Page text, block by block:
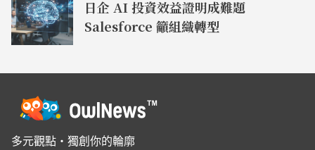
日企 AI 投資效益證明成難題
Salesforce 籲組織轉型
多元觀點・獨創你的輪廓